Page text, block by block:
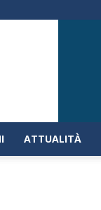
ATTUALITÀ